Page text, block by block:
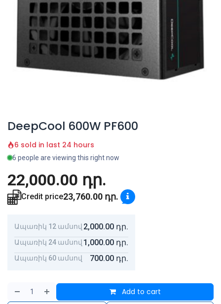
DeepCool 600W PF600
6 sold in last 24 hours
6 people are viewing this right now
22,000.00 դր.
Credit price23,760.00 դր.
Ապառիկ 12 ամսով 2,000.00 դր.
Ապառիկ 24 ամսով 1,000.00 դր.
Ապառիկ 60 ամսով 700.00 դր.
Add to cart